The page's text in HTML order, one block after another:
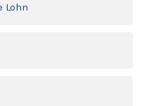
Lohn